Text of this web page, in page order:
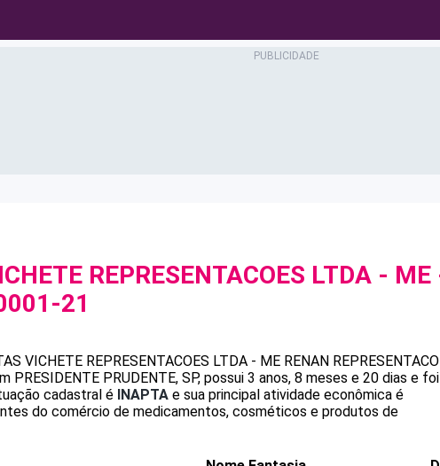
REPRESENTACOES LTDA - ME
21
VICHETE REPRESENTACOES LTDA - ME RENAN
PRESIDENTE PRUDENTE, SP, possui 3 anos, 8 meses e 20 dias e foi
cadastral é INAPTA e sua principal atividade econômica é
do comércio de medicamentos, cosméticos e produtos de